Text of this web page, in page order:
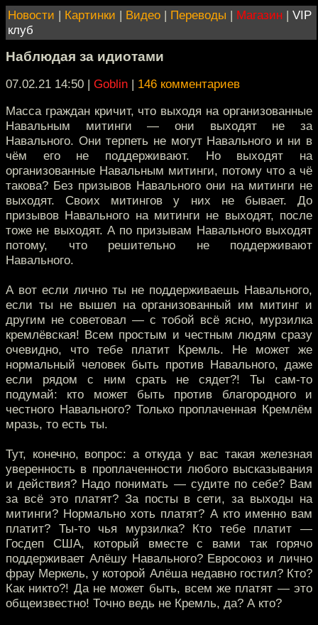
Новости | Картинки | Видео | Переводы | Магазин | VIP
клуб
Наблюдая за идиотами
07.02.21 14:50 | Goblin | 146 комментариев
Масса граждан кричит, что выходя на организованные
Навальным митинги — они выходят не за
Навального. Они терпеть не могут Навального и ни в
чём его не поддерживают. Но выходят на
организованные Навальным митинги, потому что а чё
такова? Без призывов Навального они на митинги не
выходят. Своих митингов у них не бывает. До
призывов Навального на митинги не выходят, после
тоже не выходят. А по призывам Навального выходят
потому, что решительно не поддерживают
Навального.
А вот если лично ты не поддерживаешь Навального,
если ты не вышел на организованный им митинг и
другим не советовал — с тобой всё ясно, мурзилка
кремлёвская! Всем простым и честным людям сразу
очевидно, что тебе платит Кремль. Не может же
нормальный человек быть против Навального, даже
если рядом с ним срать не сядет?! Ты сам-то
подумай: кто может быть против благородного и
честного Навального? Только проплаченная Кремлём
мразь, то есть ты.
Тут, конечно, вопрос: а откуда у вас такая железная
уверенность в проплаченности любого высказывания
и действия? Надо понимать — судите по себе? Вам
за всё это платят? За посты в сети, за выходы на
митинги? Нормально хоть платят? А кто именно вам
платит? Ты-то чья мурзилка? Кто тебе платит —
Госдеп США, который вместе с вами так горячо
поддерживает Алёшу Навального? Евросоюз и лично
фрау Меркель, у которой Алёша недавно гостил? Кто?
Как никто?! Да не может быть, всем же платят — это
общеизвестно! Точно ведь не Кремль, да? А кто?